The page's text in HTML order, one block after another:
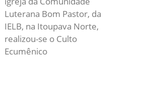
Luterana Bom Pastor, da
IELB, na Itoupava Norte,
realizou-se o Culto
Ecumênico